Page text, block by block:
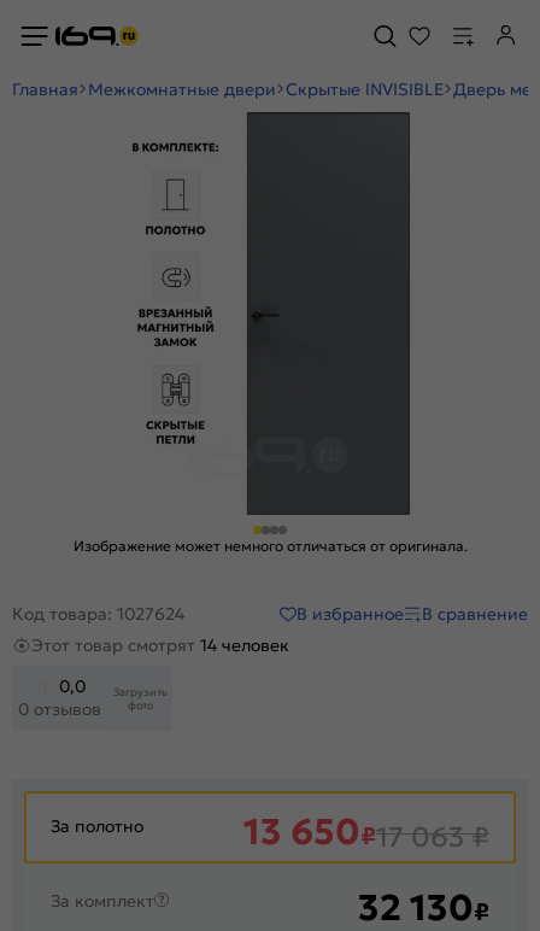
Главная Межкомнатные двери Скрытые INVISIBLE Дверь
Изображение может немного отличаться от оригинала.
Код товара: 1027624 В избранное
В сравнение
Этот товар смотрят 14 человек
0,0
0 отзывов
Загрузить
фото
За полотно 13 650₽17 063₽
За комплект 32 130₽